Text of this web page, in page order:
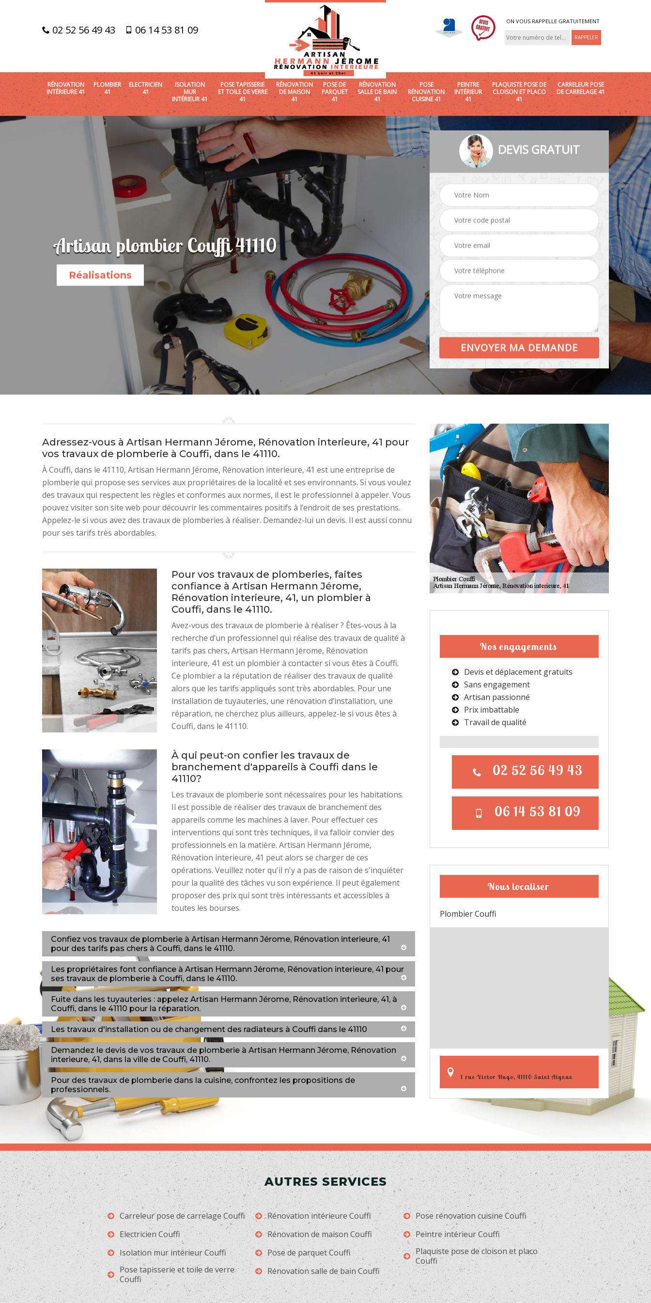
02 52 56 49 43 06 14 53 81 09
ON VOUS RAPPELLE GRATUITEMENT
RÉNOVATION
INTÉRIEURE 41
PLOMBIER
41
ELECTRICIEN
41
ISOLATION
MUR
INTÉRIEUR 41
POSE TAPISSERIE
ET TOILE DE VERRE
41
RÉNOVATION
DE MAISON
41
POSE DE
PARQUET
41
RÉNOVATION
SALLE DE BAIN
41
POSE
RÉNOVATION
CUISINE 41
PEINTRE
INTÉRIEUR
41
PLAQUISTE POSE DE
CLOISON ET PLACO
41
CARRELEUR POSE
DE CARRELAGE 41
Artisan plombier Couffi 41110
Réalisations
DEVIS GRATUIT
Adressez-vous à Artisan Hermann Jérome, Rénovation interieure, 41 pour
vos travaux de plomberie à Couffi, dans le 41110.
À Couffi, dans le 41110, Artisan Hermann Jérome, Rénovation interieure, 41 est une entreprise de
plomberie qui propose ses services aux propriétaires de la localité et ses environnants. Si vous voulez
des travaux qui respectent les règles et conformes aux normes, il est le professionnel à appeler. Vous
pouvez visiter son site web pour découvrir les commentaires positifs à l’endroit de ses prestations.
Appelez-le si vous avez des travaux de plomberies à réaliser. Demandez-lui un devis. Il est aussi connu
pour ses tarifs très abordables.
Pour vos travaux de plomberies, faites
confiance à Artisan Hermann Jérome,
Rénovation interieure, 41, un plombier à
Couffi, dans le 41110.
Avez-vous des travaux de plomberie à réaliser ? Êtes-vous à la
recherche d’un professionnel qui réalise des travaux de qualité à
tarifs pas chers, Artisan Hermann Jérome, Rénovation
interieure, 41 est un plombier à contacter si vous êtes à Couffi.
Ce plombier a la réputation de réaliser des travaux de qualité
alors que les tarifs appliqués sont très abordables. Pour une
installation de tuyauteries, une rénovation d’installation, une
réparation, ne cherchez plus ailleurs, appelez-le si vous êtes à
Couffi, dans le 41110.
À qui peut-on confier les travaux de
branchement d'appareils à Couffi dans le
41110?
Les travaux de plomberie sont nécessaires pour les habitations.
Il est possible de réaliser des travaux de branchement des
appareils comme les machines à laver. Pour effectuer ces
interventions qui sont très techniques, il va falloir convier des
professionnels en la matière. Artisan Hermann Jérome,
Rénovation interieure, 41 peut alors se charger de ces
opérations. Veuillez noter qu'il n'y a pas de raison de s'inquiéter
pour la qualité des tâches vu son expérience. Il peut également
proposer des prix qui sont très intéressants et accessibles à
toutes les bourses.
Confiez vos travaux de plomberie à Artisan Hermann Jérome, Rénovation interieure, 41
pour des tarifs pas chers à Couffi, dans le 41110.
Les propriétaires font confiance à Artisan Hermann Jérome, Rénovation interieure, 41 pour
ses travaux de plomberie à Couffi, dans le 41110.
Fuite dans les tuyauteries : appelez Artisan Hermann Jérome, Rénovation interieure, 41, à
Couffi, dans le 41110 pour la réparation.
Les travaux d'installation ou de changement des radiateurs à Couffi dans le 41110
Demandez le devis de vos travaux de plomberie à Artisan Hermann Jérome, Rénovation
interieure, 41, dans la ville de Couffi, 41110.
Pour des travaux de plomberie dans la cuisine, confrontez les propositions de
professionnels.
Nos engagements
Devis et déplacement gratuits
Sans engagement
Artisan passionné
Prix imbattable
Travail de qualité
02 52 56 49 43
06 14 53 81 09
Nous localiser
Plombier Couffi
1 rue Victor Hugo, 41110 Saint Aignan
AUTRES SERVICES
Carreleur pose de carrelage Couffi
Electricien Couffi
Isolation mur intérieur Couffi
Pose tapisserie et toile de verre
Couffi
Rénovation intérieure Couffi
Rénovation de maison Couffi
Pose de parquet Couffi
Rénovation salle de bain Couffi
Pose rénovation cuisine Couffi
Peintre intérieur Couffi
Plaquiste pose de cloison et placo
Couffi